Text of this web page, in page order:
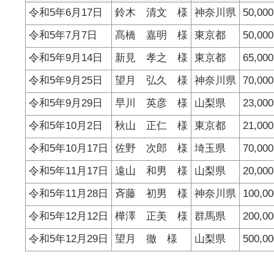
令和5年6月17日 鈴木 清文 様 神奈川県
令和5年7月7日
髙橋 嘉明 様 東京都
令和5年9月14日
新見 孝之 様 東京都
令和5年9月25日
望月 弘久 様 神奈川県
令和5年9月29日
早川 英彦 様 山梨県
令和5年10月2日
秋山 正仁 様 東京都
令和5年10月17日
佐野 次郎 様 埼玉県
令和5年11月17日
遠山 和男 様 山梨県
令和5年11月28日
斉藤 初男 様 神奈川県
令和5年12月12日
樺澤 正美 様 群馬県
令和5年12月29日
望月 徹 様 山梨県